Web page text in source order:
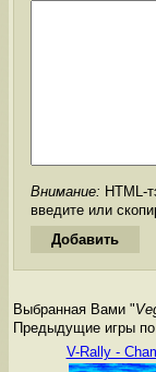
Внимание: HTML-
введите или
Выбранная Вами "
Предыдущие игры по
V-Rally -